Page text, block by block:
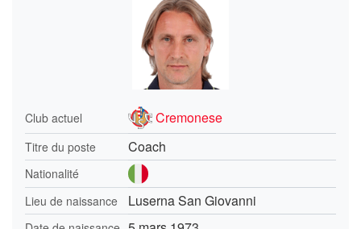
Club actuel Cremonese
Titre du poste Coach
Nationalité
Lieu de naissance
Luserna San Giovanni